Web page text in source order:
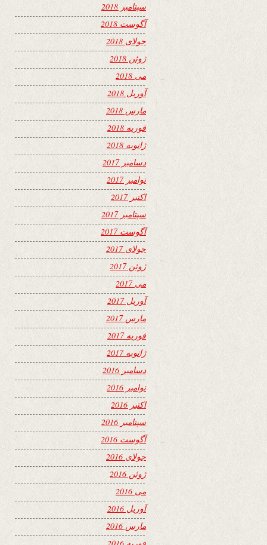
سپتامبر 2018
آگوست 2018
جولای 2018
ژوئن 2018
می 2018
آوریل 2018
مارس 2018
فوریه 2018
ژانویه 2018
دسامبر 2017
نوامبر 2017
اکتبر 2017
سپتامبر 2017
آگوست 2017
جولای 2017
ژوئن 2017
می 2017
آوریل 2017
مارس 2017
فوریه 2017
ژانویه 2017
دسامبر 2016
نوامبر 2016
اکتبر 2016
سپتامبر 2016
آگوست 2016
جولای 2016
ژوئن 2016
می 2016
آوریل 2016
مارس 2016